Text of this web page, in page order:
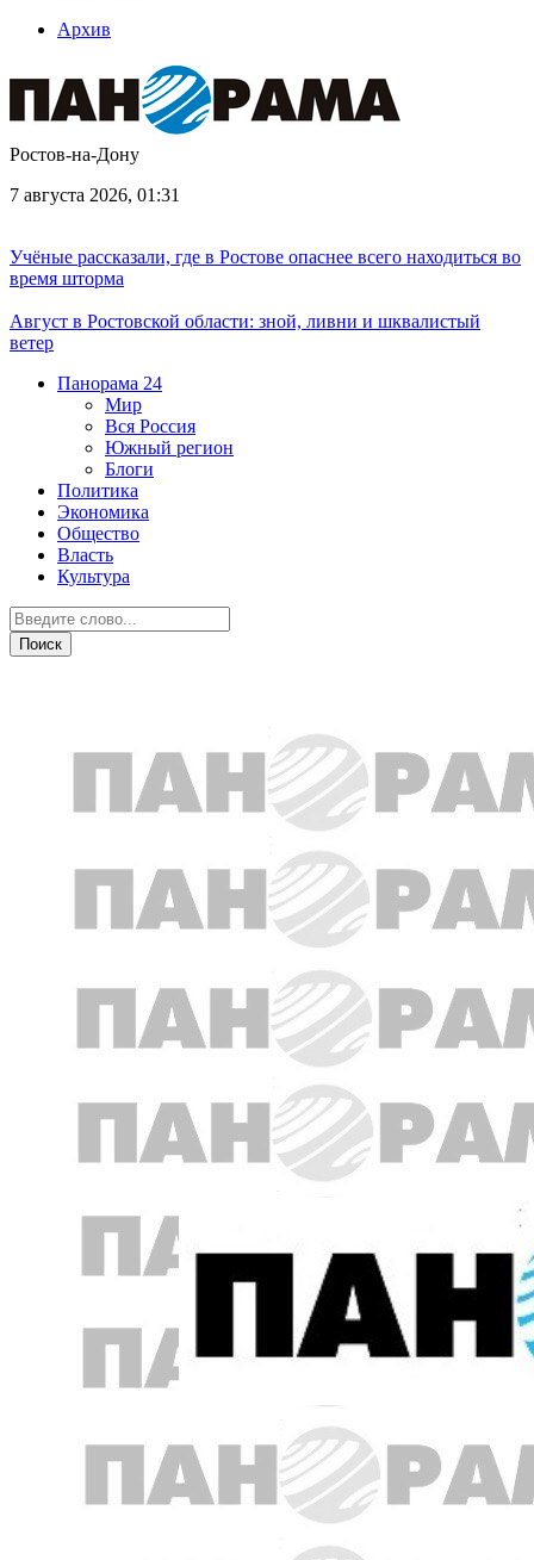
Архив
Ростов-на-Дону
7 августа 2026, 01:31
Учёные рассказали, где в Ростове опаснее всего находиться во
время шторма
Август в Ростовской области: зной, ливни и шквалистый
ветер
Панорама 24
Мир
Вся Россия
Южный регион
Блоги
Политика
Экономика
Общество
Власть
Культура